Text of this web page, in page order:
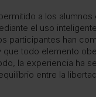
a los
el uso
participantes han
que todo elemento
la experiencia ha
entre la